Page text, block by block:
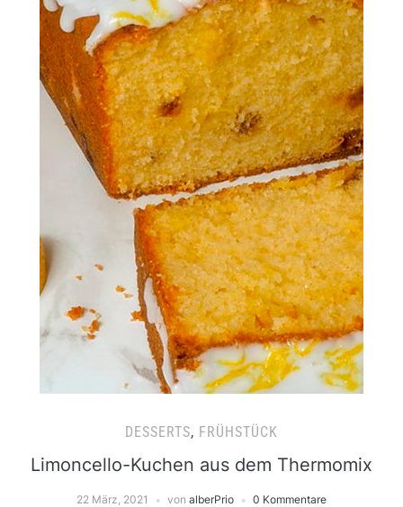
DESSERTS, FRÜHSTÜCK
Limoncello-Kuchen aus dem Thermomix
22 März, 2021 von alberPrio 0 Kommentare